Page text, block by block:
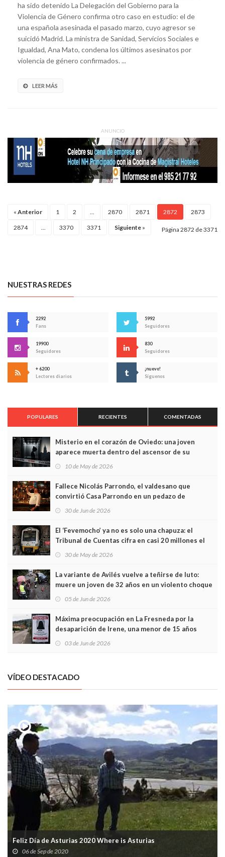
ha sido detenido La Delegación del Gobierno para la
Violencia de Género confirma otro caso en estudio: el de
una española asesinada el pasado marzo, cuyo agresor se
suicidó Madrid. La ministra de Sanidad, Servicios Sociales e
Igualdad, Ana Mato, condena los últimos asesinatos por
violencia de género confirmados. ...
LEER MÁS
ANUNCIO
« Anterior 1 2 2870 2871 2872 2873
2874 3370 3371 Siguiente » Página 2872 de 3371
NUESTRAS REDES
2292
Fans
5992
Seguidores
19900
Seguidores
830
Seguidores
+ 6200
Lectores diarios
¡nuevo!
Síguenos
POPULARES RECIENTES COMENTADAS
Misterio en el corazón de Oviedo: una joven
aparece muerta dentro del ascensor de su
10 de May de 2026
Fallece Nicolás Parrondo, el valdesano que
convirtió Casa Parrondo en un pedazo de
30 de Jun de 2026
El ‘Fevemocho’ ya no es solo una chapuza: el
Tribunal de Cuentas cifra en casi 20 millones el
30 de May de 2026
La variante de Avilés vuelve a teñirse de luto:
muere un joven de 32 años en un violento choque
05 de Jun de 2026
Máxima preocupación en La Fresneda por la
desaparición de Irene, una menor de 15 años
03 de Jun de 2026
VÍDEO DESTACADO
Feliz Día de Asturias 2020 Where is Asturias
06 de Sep de 2020